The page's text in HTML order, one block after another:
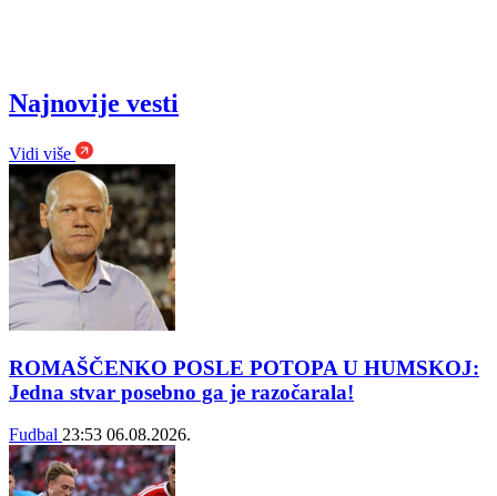
Najnovije vesti
Vidi više
ROMAŠČENKO POSLE POTOPA U HUMSKOJ:
Jedna stvar posebno ga je razočarala!
Fudbal 23:53 06.08.2026.